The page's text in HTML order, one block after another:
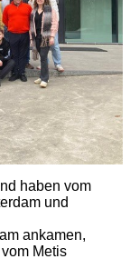
haben vom
und
ankamen,
Metis